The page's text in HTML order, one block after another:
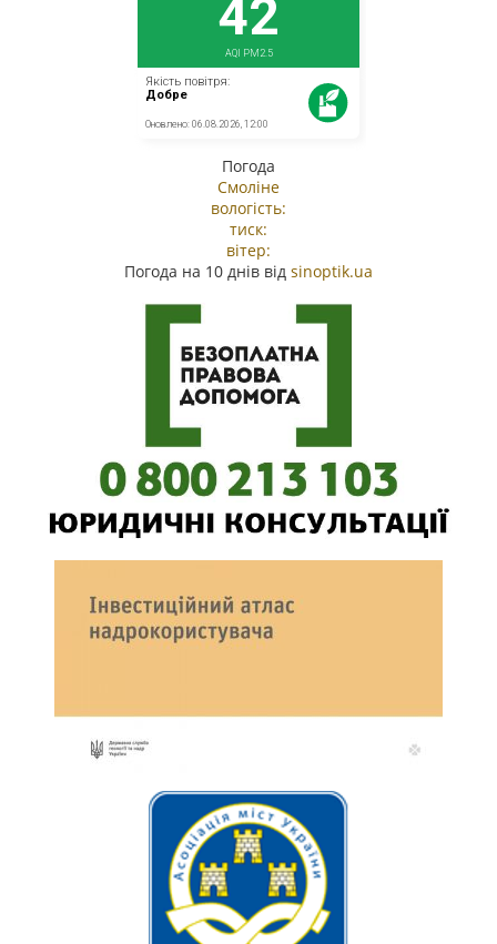
Погода
Смоліне
вологість:
тиск:
вітер:
Погода на 10 днів від sinoptik.ua